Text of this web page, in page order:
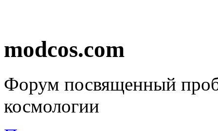
modcos.com
Форум посвященный
космологии